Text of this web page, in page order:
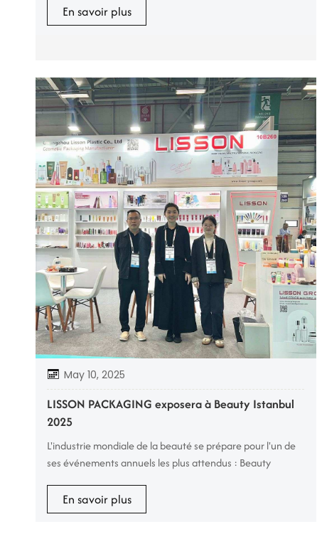
gamme et haute performance à 7 grands événements de
la beauté à travers l'Europe, l'Asie et le Moyen-Orient.
une protection su...
En savoir plus
May 10, 2025
LISSON PACKAGING exposera à Beauty Istanbul
2025
L'industrie mondiale de la beauté se prépare pour l'un de
ses événements annuels les plus attendus : Beauty
de la beauté, des soins capillaires, des produits d'entretien,
des marques de distributeur, des emballages et des
En savoir plus